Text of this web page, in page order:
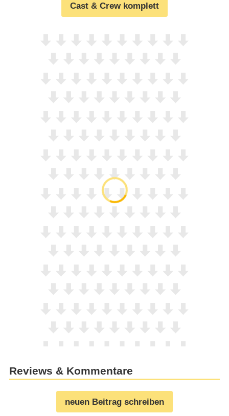
Cast & Crew komplett
Reviews & Kommentare
neuen Beitrag schreiben